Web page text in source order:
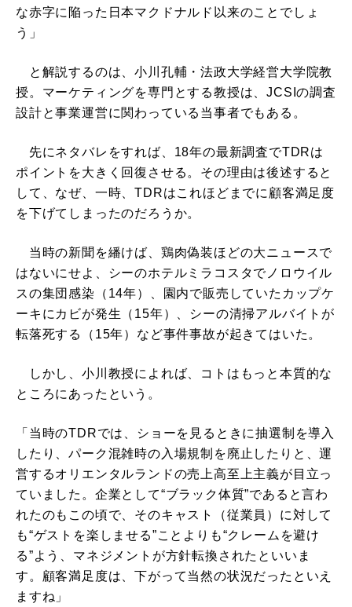
な赤字に陥った日本マクドナルド以来のことでしょ
う」
と解説するのは、小川孔輔・法政大学経営大学院教
授。マーケティングを専門とする教授は、JCSIの調査
設計と事業運営に関わっている当事者でもある。
先にネタバレをすれば、18年の最新調査でTDRは
ポイントを大きく回復させる。その理由は後述すると
して、なぜ、一時、TDRはこれほどまでに顧客満足度
を下げてしまったのだろうか。
当時の新聞を繙けば、鶏肉偽装ほどの大ニュースで
はないにせよ、シーのホテルミラコスタでノロウイル
スの集団感染（14年）、園内で販売していたカップケ
ーキにカビが発生（15年）、シーの清掃アルバイトが
転落死する（15年）など事件事故が起きてはいた。
しかし、小川教授によれば、コトはもっと本質的な
ところにあったという。
「当時のTDRでは、ショーを見るときに抽選制を導入
したり、パーク混雑時の入場規制を廃止したりと、運
営するオリエンタルランドの売上高至上主義が目立っ
ていました。企業として“ブラック体質”であると言わ
れたのもこの頃で、そのキャスト（従業員）に対して
も“ゲストを楽しませる”ことよりも“クレームを避け
る”よう、マネジメントが方針転換されたといいま
す。顧客満足度は、下がって当然の状況だったといえ
ますね」